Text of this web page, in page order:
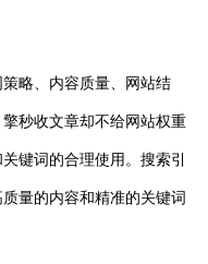
略、内容质量、网站结
秒收文章却不给网站权重
键词的合理使用。搜索引
量的内容和精准的关键词